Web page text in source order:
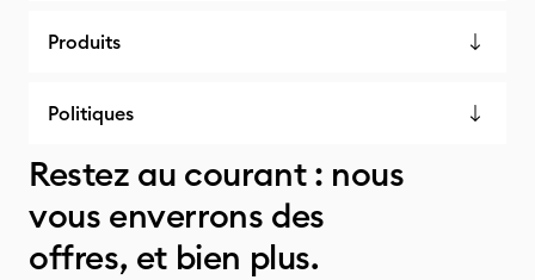
Produits
Politiques
Restez au courant : nous
vous enverrons des
offres, et bien plus.